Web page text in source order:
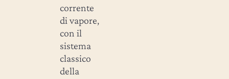
corrente
di vapore,
con il
sistema
classico
della